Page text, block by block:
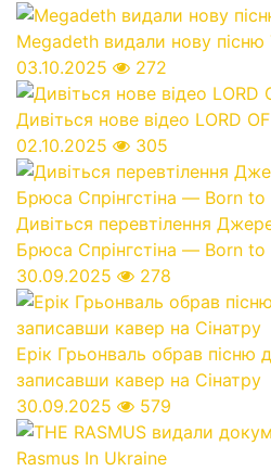
Megadeth видали нову
03.10.2025
272
Дивіться нове відео LORD
02.10.2025
305
Дивіться перевтілення
Брюса Спрінгстіна — Born to
30.09.2025
278
Ерік Грьонваль обрав пісню
записавши кавер на Сінатру
30.09.2025
579